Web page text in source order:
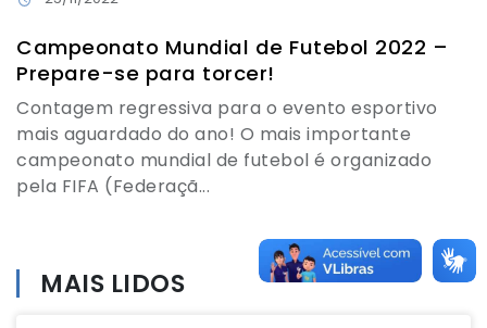
Campeonato Mundial de Futebol 2022 –
Prepare-se para torcer!
Contagem regressiva para o evento esportivo
mais aguardado do ano! O mais importante
campeonato mundial de futebol é organizado
pela FIFA (Federaçã...
MAIS LIDOS